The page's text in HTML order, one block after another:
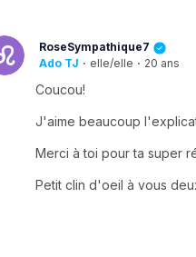
RoseSympathique7
Ado TJ · elle/elle · 20 ans
Coucou!
J'aime beaucoup
Merci à toi pour ta super
Petit clin d'oeil à vous